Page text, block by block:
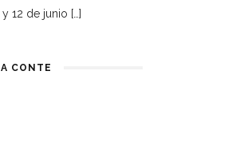
12 de junio […]
CONTE